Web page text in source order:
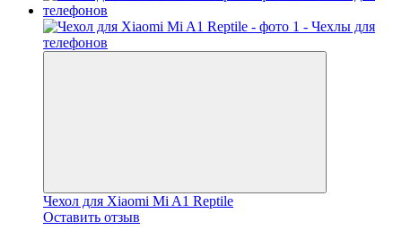
Чехол для Xiaomi Mi A1 Reptile
Оставить отзыв